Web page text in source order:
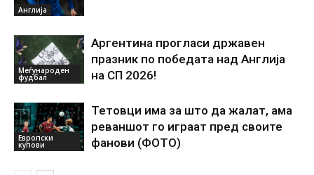
Англија
Меѓународен
фудбал
Аргентина прогласи државен
празник по победата над Англија
на СП 2026!
Европски
купови
Тетовци има за што да жалат, ама
реваншот го играат пред своите
фанови (ФОТО)